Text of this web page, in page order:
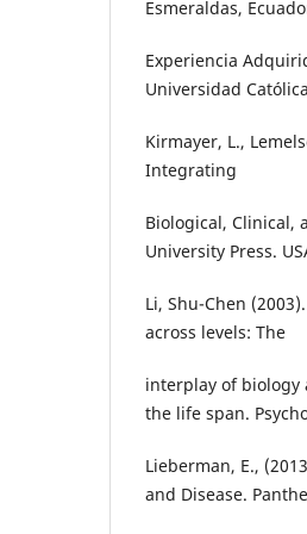
Esmeraldas,
Experiencia
Universidad
Kirmayer, L.,
Integrating
Biological, Clinical,
University Press.
Li, Shu-Chen
across levels: The
interplay of biology
the life span.
Lieberman, E.,
and Disease.